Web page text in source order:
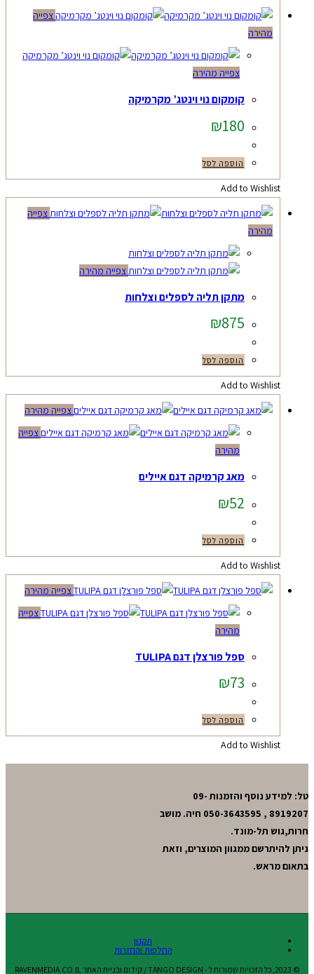
צפייה
מהירה
צפייה מהירה
קומקום נוי וינטג’ מקרמיקה
₪180
הוספה לסל
Add to Wishlist
צפייה
מהירה
צפייה מהירה
מתקן תליה לספלים וצלחות
₪875
הוספה לסל
Add to Wishlist
צפייה מהירה
צפייה
מהירה
מאג קרמיקה דגם איילים
₪52
הוספה לסל
Add to Wishlist
צפייה מהירה
צפייה
מהירה
ספל פורצלן דגם TULIPA
₪73
הוספה לסל
Add to Wishlist
טל: למידע נוסף והזמנות 09-
8919207 , 050-3643595 חיה. מושב
חרות,גוש תל-מונד.
ניתן להיתרשם ממגוון המוצרים, וזאת
בתאום מראש.
תקנון
החלפות והחזרות
© 2023,כל הזכויות שמורות ל - TANGO DESIGN / קידום ובניית האתר RAVENMEDIA.CO.IL